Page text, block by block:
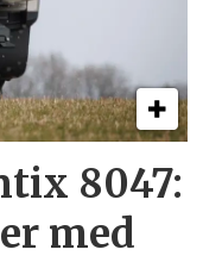
8047:
med